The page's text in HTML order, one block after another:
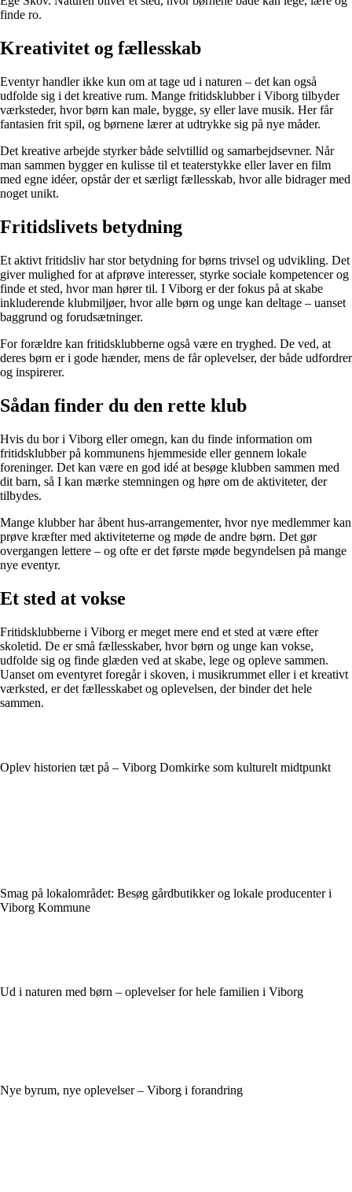
finde ro.
Kreativitet og fællesskab
Eventyr handler ikke kun om at tage ud i naturen – det kan også
udfolde sig i det kreative rum. Mange fritidsklubber i Viborg tilbyder
værksteder, hvor børn kan male, bygge, sy eller lave musik. Her får
fantasien frit spil, og børnene lærer at udtrykke sig på nye måder.
Det kreative arbejde styrker både selvtillid og samarbejdsevner. Når
man sammen bygger en kulisse til et teaterstykke eller laver en film
med egne idéer, opstår der et særligt fællesskab, hvor alle bidrager med
noget unikt.
Fritidslivets betydning
Et aktivt fritidsliv har stor betydning for børns trivsel og udvikling. Det
giver mulighed for at afprøve interesser, styrke sociale kompetencer og
finde et sted, hvor man hører til. I Viborg er der fokus på at skabe
inkluderende klubmiljøer, hvor alle børn og unge kan deltage – uanset
baggrund og forudsætninger.
For forældre kan fritidsklubberne også være en tryghed. De ved, at
deres børn er i gode hænder, mens de får oplevelser, der både udfordrer
og inspirerer.
Sådan finder du den rette klub
Hvis du bor i Viborg eller omegn, kan du finde information om
fritidsklubber på kommunens hjemmeside eller gennem lokale
foreninger. Det kan være en god idé at besøge klubben sammen med
dit barn, så I kan mærke stemningen og høre om de aktiviteter, der
tilbydes.
Mange klubber har åbent hus-arrangementer, hvor nye medlemmer kan
prøve kræfter med aktiviteterne og møde de andre børn. Det gør
overgangen lettere – og ofte er det første møde begyndelsen på mange
nye eventyr.
Et sted at vokse
Fritidsklubberne i Viborg er meget mere end et sted at være efter
skoletid. De er små fællesskaber, hvor børn og unge kan vokse,
udfolde sig og finde glæden ved at skabe, lege og opleve sammen.
Uanset om eventyret foregår i skoven, i musikrummet eller i et kreativt
værksted, er det fællesskabet og oplevelsen, der binder det hele
sammen.
Oplev historien tæt på – Viborg Domkirke som kulturelt midtpunkt
Smag på lokalområdet: Besøg gårdbutikker og lokale producenter i
Viborg Kommune
Ud i naturen med børn – oplevelser for hele familien i Viborg
Nye byrum, nye oplevelser – Viborg i forandring